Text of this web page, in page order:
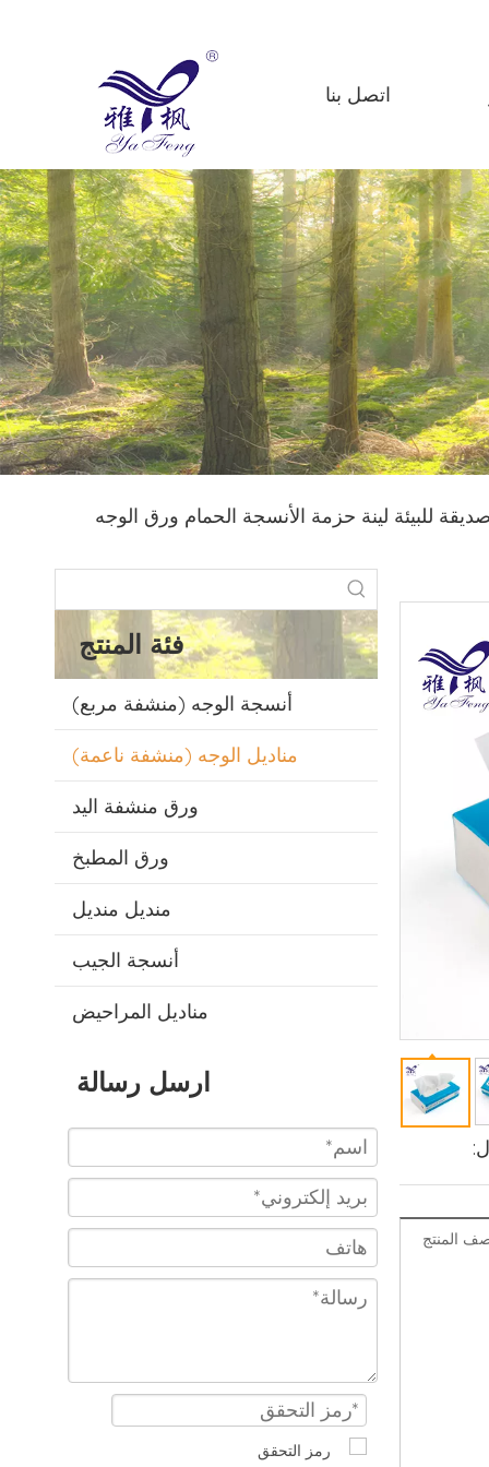
اتصل بنا
للبيئة لينة حزمة الأنسجة الحمام ورق الوجه
فئة المنتج
أنسجة الوجه (منشفة مربع)
مناديل الوجه (منشفة ناعمة)
ورق منشفة اليد
ورق المطبخ
منديل منديل
أنسجة الجيب
مناديل المراحيض
ارسل رسالة
المنتج